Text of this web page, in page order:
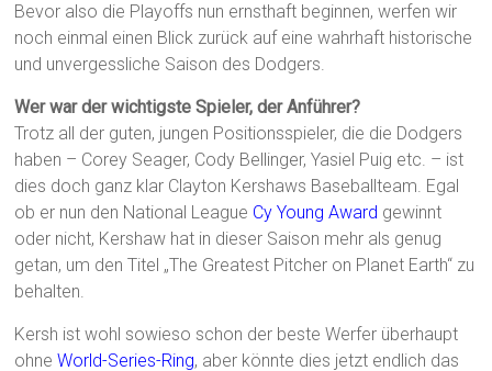
Bevor also die Playoffs nun ernsthaft beginnen, werfen wir
noch einmal einen Blick zurück auf eine wahrhaft historische
und unvergessliche Saison des Dodgers.
Wer war der wichtigste Spieler, der Anführer?
Trotz all der guten, jungen Positionsspieler, die die Dodgers
haben – Corey Seager, Cody Bellinger, Yasiel Puig etc. – ist
dies doch ganz klar Clayton Kershaws Baseballteam. Egal
ob er nun den National League Cy Young Award gewinnt
oder nicht, Kershaw hat in dieser Saison mehr als genug
getan, um den Titel „The Greatest Pitcher on Planet Earth“ zu
behalten.
Kersh ist wohl sowieso schon der beste Werfer überhaupt
ohneWorld-Series-Ring, aber könnte dies jetzt endlich das